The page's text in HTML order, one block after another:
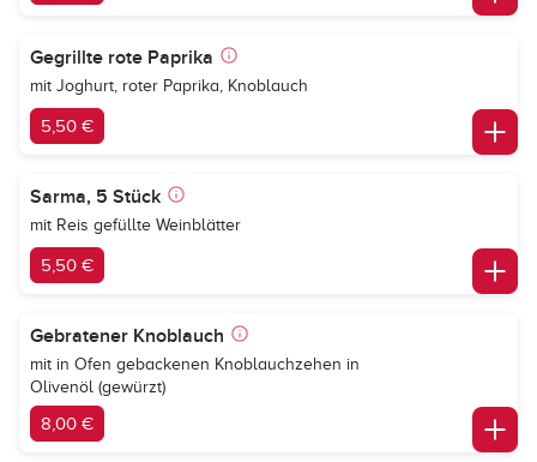
Gegrillte rote Paprika
mit Joghurt, roter Paprika, Knoblauch
5,50 €
Sarma, 5 Stück
mit Reis gefüllte Weinblätter
5,50 €
Gebratener Knoblauch
mit in Ofen gebackenen Knoblauchzehen in
Olivenöl (gewürzt)
8,00 €